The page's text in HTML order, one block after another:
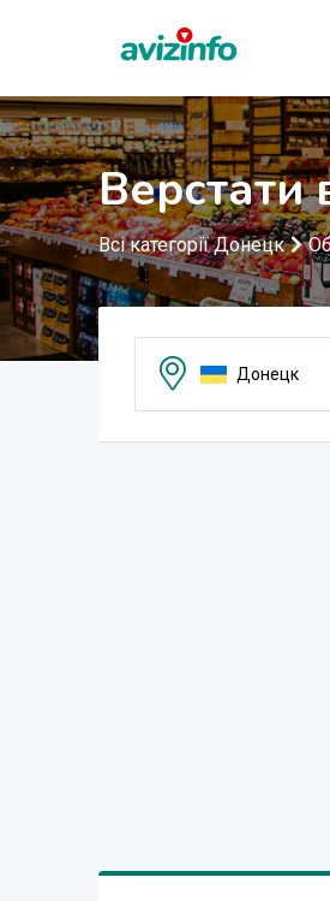
Верстати
Всі категорії Донецк
Донецк